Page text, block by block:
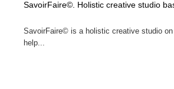
SavoirFaire©. Holistic creative studio
SavoirFaire© is a holistic creative studio
help...